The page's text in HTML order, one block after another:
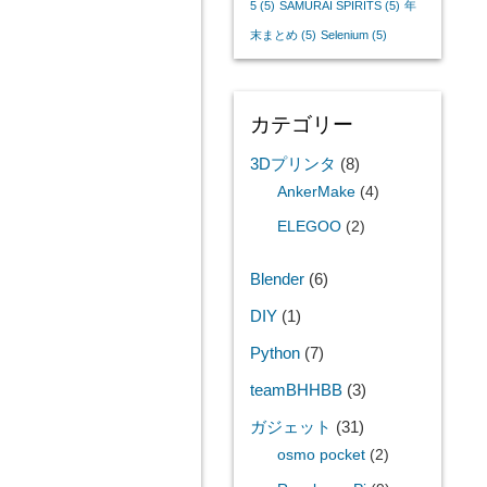
5(5) SAMURAI SPIRITS(5) 年
末まとめ(5) Selenium(5)
カテゴリー
3Dプリンタ (8)
AnkerMake(4)
ELEGOO(2)
Blender(6)
DIY(1)
Python(7)
teamBHHBB(3)
ガジェット (31)
osmo pocket(2)